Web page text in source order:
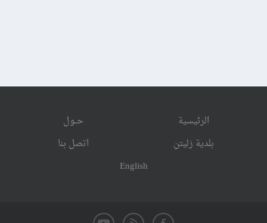
الرئيسية
حــول
بلدية زليتن
اتصل بنا
English